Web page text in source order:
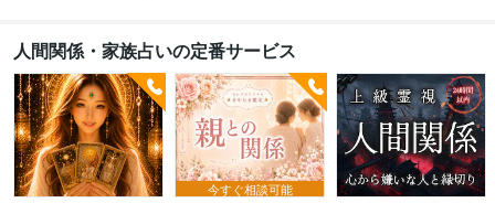
人間関係・家族占いの定番サービス
今すぐ相談可能